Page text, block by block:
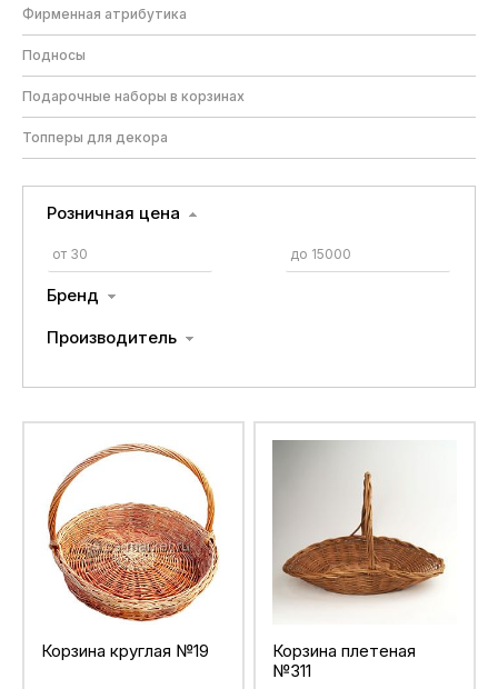
Фирменная атрибутика
Подносы
Подарочные наборы в корзинах
Топперы для декора
Розничная цена
Бренд
Производитель
Корзина круглая №19
Корзина плетеная
№311